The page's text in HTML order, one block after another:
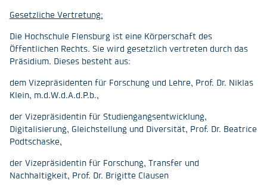
Gesetzliche Vertretung:
Die Hochschule Flensburg ist eine Körperschaft des
Öffentlichen Rechts. Sie wird gesetzlich vertreten durch das
Präsidium. Dieses besteht aus:
dem Vizepräsidenten für Forschung und Lehre, Prof. Dr. Niklas
Klein, m.d.W.d.A.d.P.b.,
der Vizepräsidentin für Studiengangsentwicklung,
Digitalisierung, Gleichstellung und Diversität, Prof. Dr. Beatrice
Podtschaske,
der Vizepräsidentin für Forschung, Transfer und
Nachhaltigkeit, Prof. Dr. Brigitte Clausen